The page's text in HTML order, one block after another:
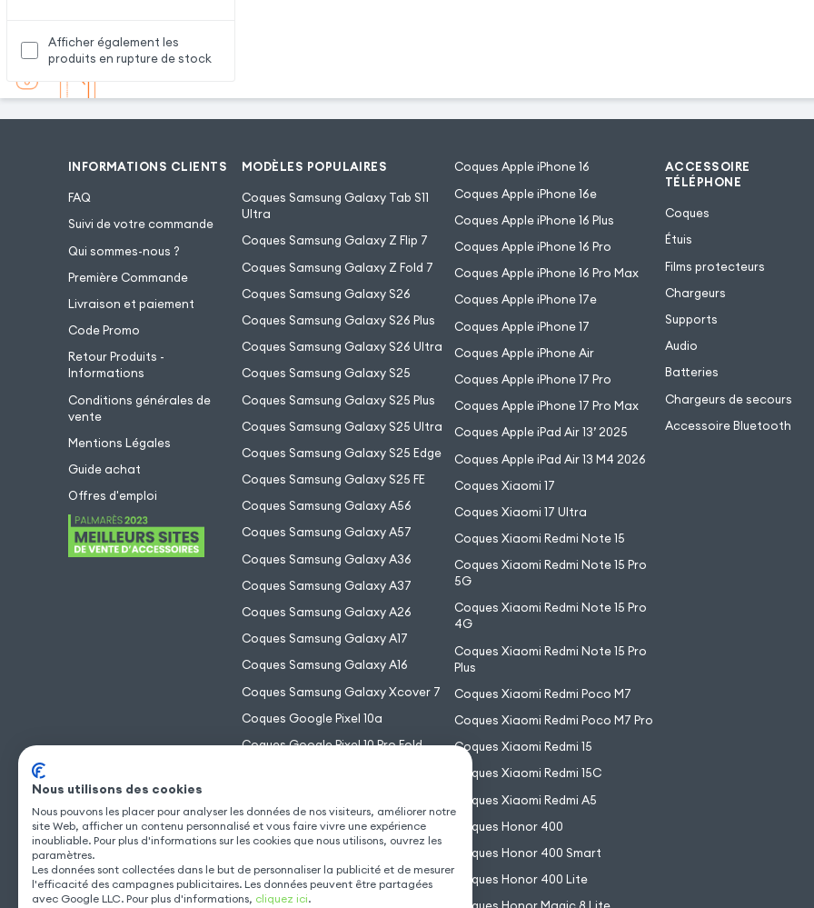
Afficher également les
produits en rupture de stock
INFORMATIONS CLIENTS
FAQ
Suivi de votre commande
Qui sommes-nous ?
Première Commande
Livraison et paiement
Code Promo
Retour Produits -
Informations
Conditions générales de
vente
Mentions Légales
Guide achat
Offres d'emploi
MODÈLES POPULAIRES
Coques Samsung Galaxy Tab S11
Ultra
Coques Samsung Galaxy Z Flip 7
Coques Samsung Galaxy Z Fold 7
Coques Samsung Galaxy S26
Coques Samsung Galaxy S26 Plus
Coques Samsung Galaxy S26 Ultra
Coques Samsung Galaxy S25
Coques Samsung Galaxy S25 Plus
Coques Samsung Galaxy S25 Ultra
Coques Samsung Galaxy S25 Edge
Coques Samsung Galaxy S25 FE
Coques Samsung Galaxy A56
Coques Samsung Galaxy A57
Coques Samsung Galaxy A36
Coques Samsung Galaxy A37
Coques Samsung Galaxy A26
Coques Samsung Galaxy A17
Coques Samsung Galaxy A16
Coques Samsung Galaxy Xcover 7
Coques Google Pixel 10a
Coques Google Pixel 10 Pro Fold
Coques Google Pixel 10
Coques Apple iPhone 16
Coques Apple iPhone 16e
Coques Apple iPhone 16 Plus
Coques Apple iPhone 16 Pro
Coques Apple iPhone 16 Pro Max
Coques Apple iPhone 17e
Coques Apple iPhone 17
Coques Apple iPhone Air
Coques Apple iPhone 17 Pro
Coques Apple iPhone 17 Pro Max
Coques Apple iPad Air 13’ 2025
Coques Apple iPad Air 13 M4 2026
Coques Xiaomi 17
Coques Xiaomi 17 Ultra
Coques Xiaomi Redmi Note 15
Coques Xiaomi Redmi Note 15 Pro
5G
Coques Xiaomi Redmi Note 15 Pro
4G
Coques Xiaomi Redmi Note 15 Pro
Plus
Coques Xiaomi Redmi Poco M7
Coques Xiaomi Redmi Poco M7 Pro
Coques Xiaomi Redmi 15
Coques Xiaomi Redmi 15C
Coques Xiaomi Redmi A5
Coques Honor 400
Coques Honor 400 Smart
Coques Honor 400 Lite
ACCESSOIRE
TÉLÉPHONE
Coques
Étuis
Films protecteurs
Chargeurs
Supports
Audio
Batteries
Chargeurs de secours
Accessoire Bluetooth
Nous utilisons des cookies
Nous pouvons les placer pour analyser les données de nos visiteurs, améliorer notre
site Web, afficher un contenu personnalisé et vous faire vivre une expérience
inoubliable. Pour plus d'informations sur les cookies que nous utilisons, ouvrez les
paramètres.
Les données sont collectées dans le but de personnaliser la publicité et de mesurer
l'efficacité des campagnes publicitaires. Les données peuvent être partagées
avec Google LLC. Pour plus d'informations, cliquez ici.